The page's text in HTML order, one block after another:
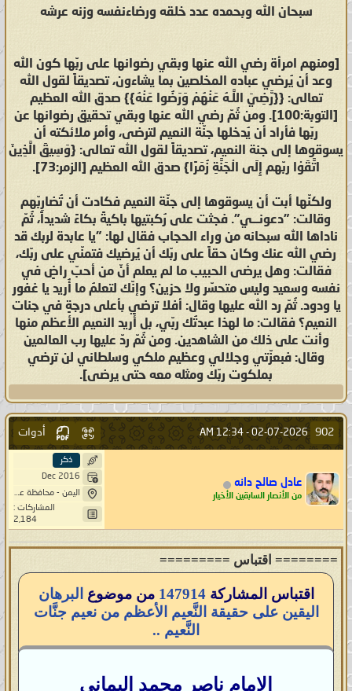
سبحان الله وبحمده عدد خلقه ورضاءنفسه وزنه عرشه
[ومنهم امرأة رضي الله عنها وبقي رضوانها على ربّها كون الله
وعد أن يُرضي عباده المخلصين بما يشاءون، تصديقاً لقول الله
تعالى: {{رَّ‌ضِيَ اللَّـهُ عَنْهُمْ وَرَ‌ضُوا عَنْهُ}} صدق الله العظيم
[التوبة:100]. ومن ثُمّ رضي الله عنها وبقي تحقيق رضوانها عن
ربّها فأراد أن يُدخلها جنّة النعيم لترضى، وأمر ملائكته أن
يسوقوها إلى جنة النعيم، تصديقاً لقول الله تعالى: {وَسِيقَ الَّذِينَ
اتَّقَوْا ربّهم إِلَى الْجَنَّةِ زُمَرً‌ا} صدق الله العظيم [الزمر:73].
ولكنّها أبت أن يسوقوها إلى جنّة النعيم فكادت أن تُضارِبّهم
وقالت: "دعونـــي". فجثت على رُكبتيها باكيةً بكاءً شديداً، ثُمّ
ناداها الله سبحانه من وراء الحجاب فقال لها: "يا عابدة لربك قد
رضي الله عنك وكان حقاً على ربّك أن يُرضيك فتمنّي على ربّك،
فقالت: وهل يرضى الحبيب ما لم يعلم أنّ من أحبّ راضٍ في
نفسه وسعيد وليس متحسّر ولا حزين؟ وإنّك لتعلمُ ما أُريد يا غفور
يا ودود. ثُمّ رد الله عليها وقال: أفلا ترضي بأعلى درجةٍ في جنات
النعيم؟ فقالت: ما لهذا عبدتُك ربّي، بل أُريد النعيم الأعظم منها
وأنت على ذلك من الشاهدين. ومن ثُمّ ردّ عليها رب العالمين
وقال: فبعزّتي وجلالي وعظيم ملكي وسلطاني لن ترضي
بملكوت ربّك ومثله معه حتى يرضى].
902
02-07-2026 -
12:34 AM أدوات
عادل صالح دانه
من الأنصار السابقين الأخيار
ذكر
Dec 2016
اليمن - محافظة عمران - مديرية بني صريم - قبة خيار - حاشد
المشاركات :
2,184
======== اقتباس =========
اقتباس المشاركة147914 من موضوع البرهان
اليقين على حقيقة النَّعيم الأعظم من نعيم جنَّات
النَّعيم ..
الإمام ناصر محمد اليماني